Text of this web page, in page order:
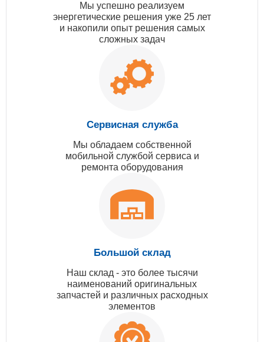
Мы успешно реализуем
энергетические решения уже 25 лет
и накопили опыт решения самых
сложных задач
Сервисная служба
Мы обладаем собственной
мобильной службой сервиса и
ремонта оборудования
Большой склад
Наш склад - это более тысячи
наименований оригинальных
запчастей и различных расходных
элементов